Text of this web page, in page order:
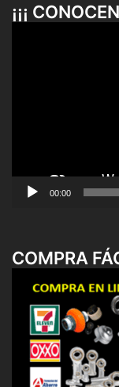
¡¡¡
00:00
COMPRA